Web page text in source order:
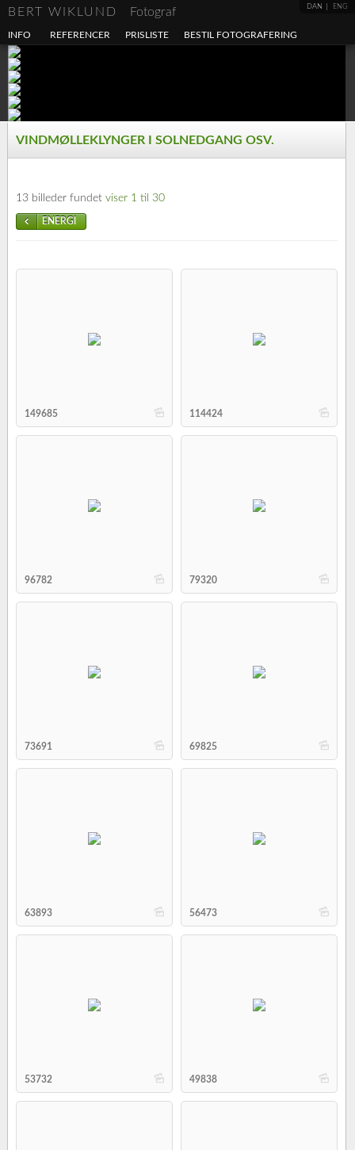
DAN ENG
BERT WIKLUND Fotograf
INFO REFERENCER PRISLISTE BESTIL FOTOGRAFERING
VINDMØLLEKLYNGER I SOLNEDGANG OSV.
13 billeder fundet viser 1 til 30
ENERGI
b
149685 b
114424
b
96782 b
79320
b
73691 b
69825
b
63893 b
56473
b
53732 b
49838